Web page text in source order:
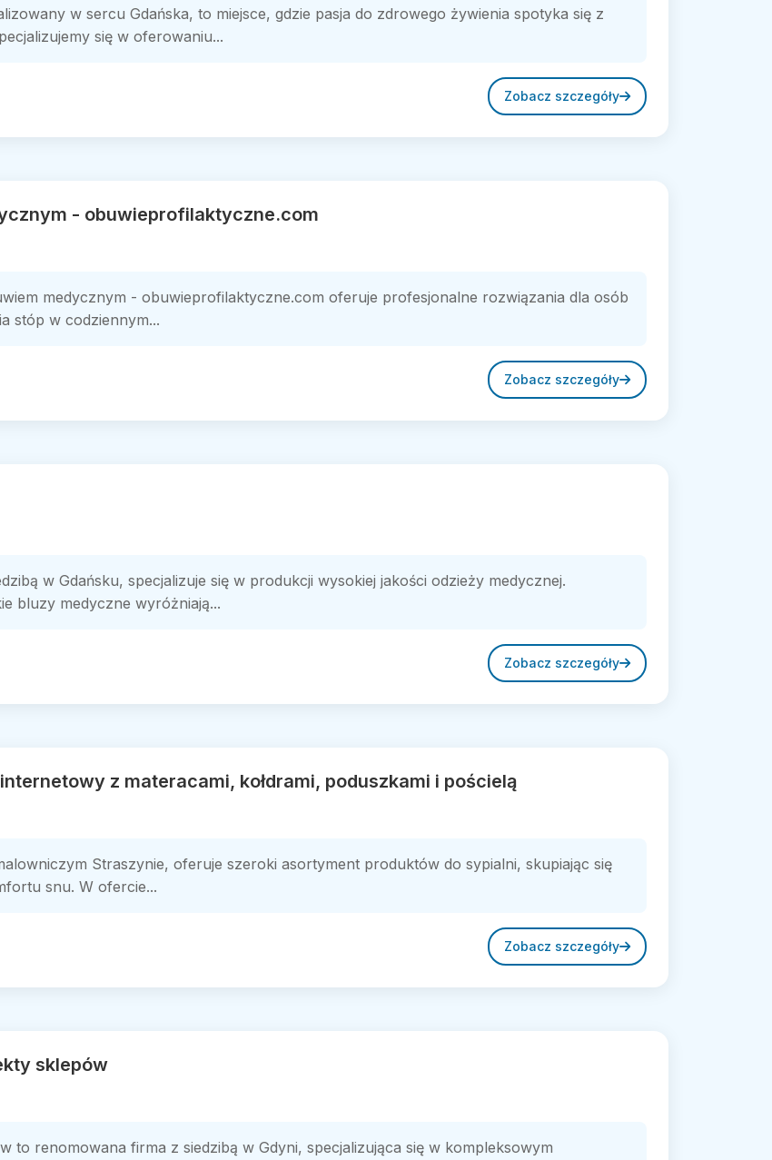
w sercu Gdańska, to miejsce, gdzie pasja do zdrowego żywienia spotyka się z
się w oferowaniu...
Zobacz szczegóły
- obuwieprofilaktyczne.com
medycznym - obuwieprofilaktyczne.com oferuje profesjonalne rozwiązania dla osób
stóp w codziennym...
Zobacz szczegóły
w Gdańsku, specjalizuje się w produkcji wysokiej jakości odzieży medycznej.
bluzy medyczne wyróżniają...
Zobacz szczegóły
z materacami, kołdrami, poduszkami i pościelą
Straszynie, oferuje szeroki asortyment produktów do sypialni, skupiając się
snu. W ofercie...
Zobacz szczegóły
sklepów
to renomowana firma z siedzibą w Gdyni, specjalizująca się w kompleksowym